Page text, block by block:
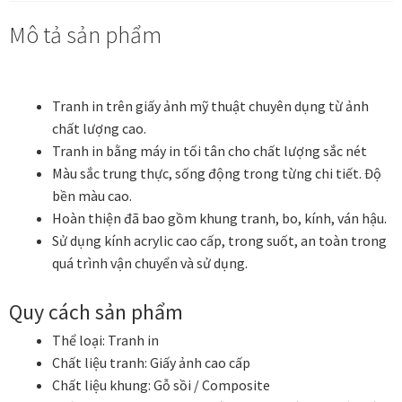
Catalogue Bộ Sưu Tập Mã Vương
Câu hỏi thường gặp khi mua tranh tại Mia Home
Dây treo Tết Bính Ngọ 2026
Đóng khung tranh theo yêu cầu
Đóng khung tranh thảm Dubai
Đóng khung ảnh
Mô tả sản phẩm
Tranh in trên giấy ảnh mỹ thuật chuyên dụng từ ảnh
chất lượng cao.
Tranh in bằng máy in tối tân cho chất lượng sắc nét
Màu sắc trung thực, sống động trong từng chi tiết. Độ
bền màu cao.
Hoàn thiện đã bao gồm khung tranh, bo, kính, ván hậu.
Sử dụng kính acrylic cao cấp, trong suốt, an toàn trong
quá trình vận chuyển và sử dụng.
Quy cách sản phẩm
Thể loại: Tranh in
Chất liệu tranh: Giấy ảnh cao cấp
Chất liệu khung: Gỗ sồi / Composite